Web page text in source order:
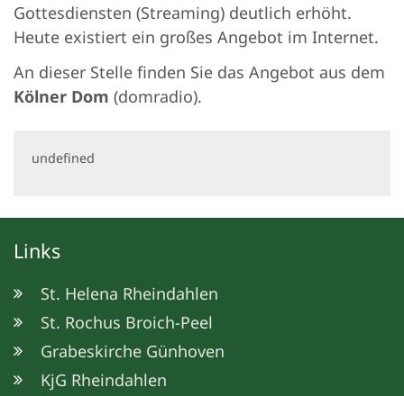
Gottesdiensten (Streaming) deutlich erhöht.
Heute existiert ein großes Angebot im Internet.
An dieser Stelle finden Sie das Angebot aus dem
Kölner Dom (domradio).
undefined
Links
St. Helena Rheindahlen
St. Rochus Broich-Peel
Grabeskirche Günhoven
KjG Rheindahlen